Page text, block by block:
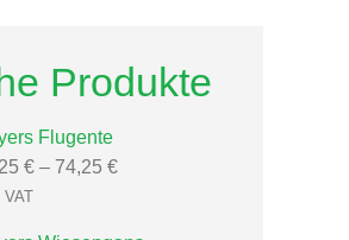
Produkte
Flugente
€ – 74,25 €
VAT